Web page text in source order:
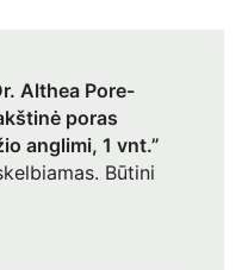
Althea Pore-
poras
anglimi, 1 vnt.”
Būtini